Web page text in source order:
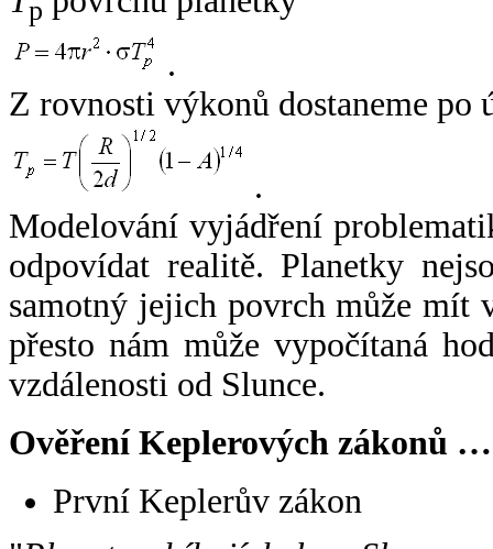
p
.
Z rovnosti výkonů dostaneme po
.
Modelování vyjádření
odpovídat realitě. Planetky
samotný jejich povrch může mít
přesto nám může vypočítaná
vzdálenosti od Slunce.
Ověření Keplerových zákonů …
První Keplerův zákon